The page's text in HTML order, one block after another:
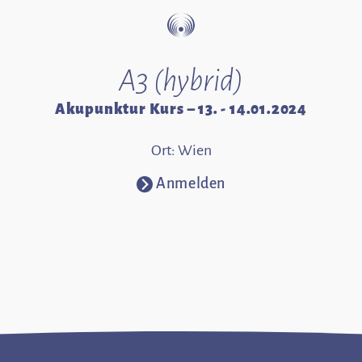
A3 (hybrid)
Akupunktur Kurs – 13. - 14.01.2024
Ort: Wien
⧁ Anmelden